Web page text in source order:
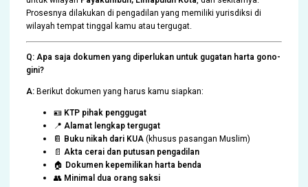
Prosesnya dilakukan di pengadilan yang memiliki yurisdiksi di
wilayah tempat tinggal kamu atau tergugat.
Q: Apa saja dokumen yang diperlukan untuk gugatan harta gono-
gini?
A:Berikut dokumen yang harus kamu siapkan:
🪪 KTP pihak penggugat
📍Alamat lengkap tergugat
📔 Buku nikah dari KUA(khusus pasangan Muslim)
📄Akta cerai dan putusan pengadilan
🏠 Dokumen kepemilikan harta benda
👥 Minimal dua orang saksi